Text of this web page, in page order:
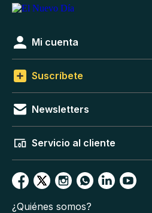
Mi cuenta
Suscríbete
Newsletters
Servicio al cliente
¿Quiénes somos?